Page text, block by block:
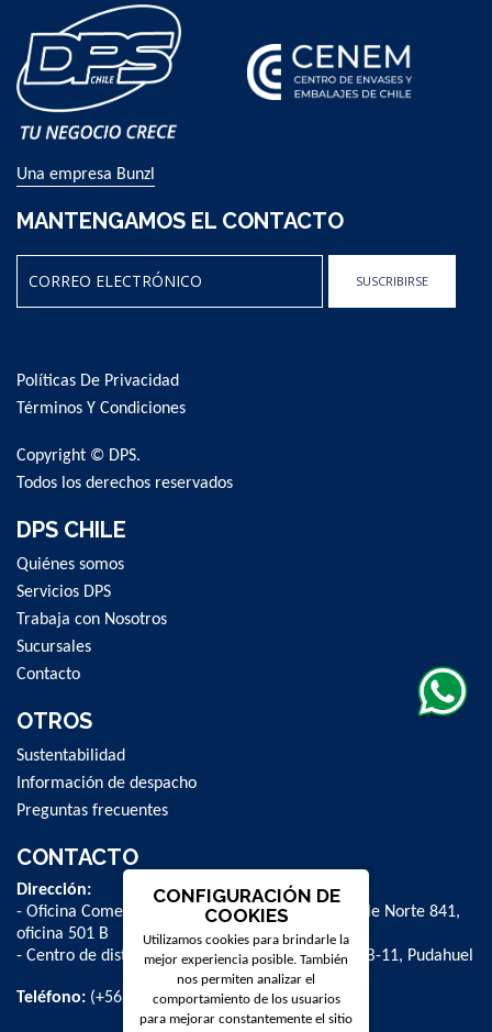
Una empresa Bunzl
MANTENGAMOS EL CONTACTO
Our
Newsletter:
SUSCRIBIRSE
Políticas De Privacidad
Términos Y Condiciones
Copyright © DPS.
Todos los derechos reservados
DPS CHILE
Quiénes somos
Servicios DPS
Trabaja con Nosotros
Sucursales
Contacto
OTROS
Sustentabilidad
Información de despacho
Preguntas frecuentes
CONTACTO
Dirección:
- Oficina Comercial y administrativa: Avenida Valle Norte 841,
oficina 501 B
- Centro de distribución: La Farfana 500, bodega B-11, Pudahuel
Teléfono: (+56 2) 2 584 8900
CONFIGURACIÓN DE
COOKIES
Utilizamos cookies para brindarle la
mejor experiencia posible. También
nos permiten analizar el
comportamiento de los usuarios
para mejorar constantemente el sitio